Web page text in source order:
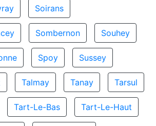
Soirans
Sombernon Souhey
Spoy Sussey
Talmay Tanay Tarsul
Tart-Le-Bas Tart-Le-Haut